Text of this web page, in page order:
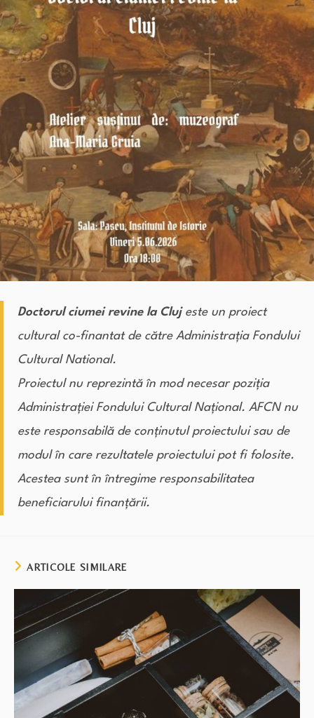
Doctorul ciumei revine la Cluj este un proiect
cultural co-finantat de către Administrația Fondului
Cultural National.
Proiectul nu reprezintă în mod necesar poziția
Administrației Fondului Cultural Național. AFCN nu
este responsabilă de conținutul proiectului sau de
modul în care rezultatele proiectului pot fi folosite.
Acestea sunt în întregime responsabilitatea
beneficiarului finanțării.
ARTICOLE SIMILARE